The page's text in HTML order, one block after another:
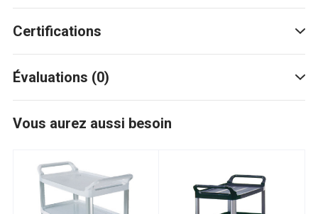
Certifications
Évaluations (0)
Vous aurez aussi besoin